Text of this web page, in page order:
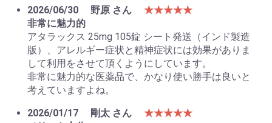
2026/06/30 野原 さん
★★★★★
非常に魅力的
アタラックス 25mg 105錠 シート発送（インド製造
版）、アレルギー症状と精神症状には効果がありま
して利用をさせて頂くようにしています。
非常に魅力的な医薬品で、かなり使い勝手は良いと
考えていますよね。
2026/01/17
剛太 さん
★★★★★